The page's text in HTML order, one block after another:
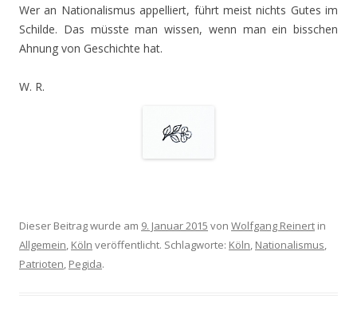
Wer an Nationalismus appelliert, führt meist nichts Gutes im
Schilde. Das müsste man wissen, wenn man ein bisschen
Ahnung von Geschichte hat.
W. R.
Dieser Beitrag wurde am 9. Januar 2015 von Wolfgang Reinert in
Allgemein, Köln veröffentlicht. Schlagworte: Köln, Nationalismus,
Patrioten, Pegida.